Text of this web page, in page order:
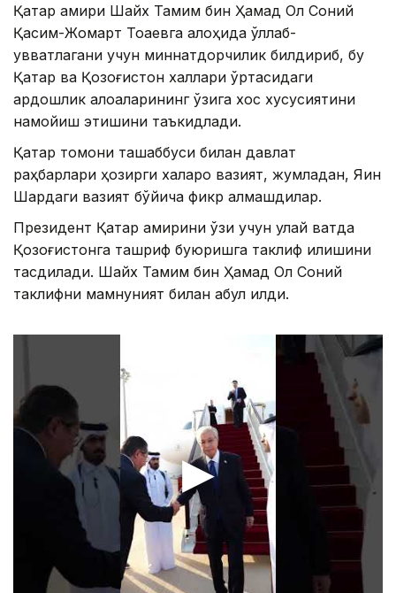
Қатар амири Шайх Тамим бин Ҳамад Ол Соний
Қасим-Жомарт Тоқаевга алоҳида қўллаб-
қувватлагани учун миннатдорчилик билдириб, бу
Қатар ва Қозоғистон халқлари ўртасидаги
қардошлик алоқаларининг ўзига хос хусусиятини
намойиш этишини таъкидлади.
Қатар томони ташаббуси билан давлат
раҳбарлари ҳозирги халқаро вазият, жумладан, Яқин
Шарқдаги вазият бўйича фикр алмашдилар.
Президент Қатар амирини ўзи учун қулай вақтда
Қозоғистонга ташриф буюришга таклиф қилишини
тасдиқлади. Шайх Тамим бин Ҳамад Ол Соний
таклифни мамнуният билан қабул қилди.